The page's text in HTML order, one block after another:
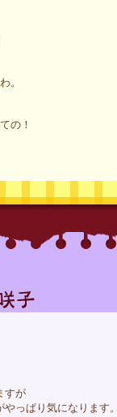
。
の！
すが
やっぱり気になります